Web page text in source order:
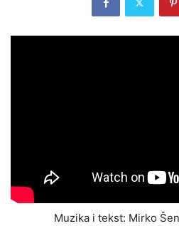
Muzika i tekst: Mirko